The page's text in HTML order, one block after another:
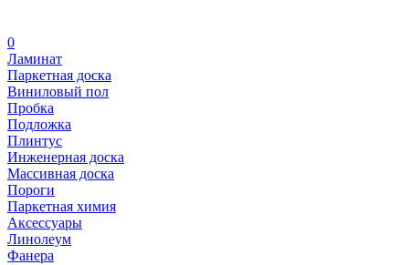
0
Ламинат
Паркетная доска
Виниловый пол
Пробка
Подложка
Плинтус
Инженерная доска
Массивная доска
Пороги
Паркетная химия
Аксессуары
Линолеум
Фанера